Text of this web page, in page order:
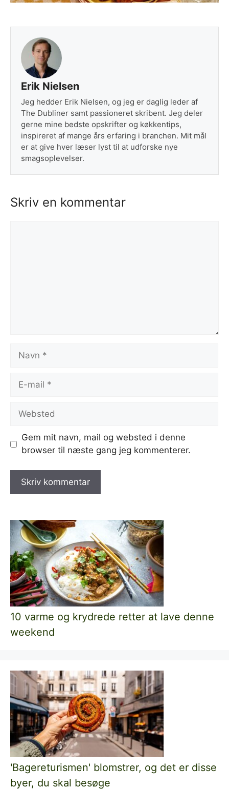
Erik Nielsen
Jeg hedder Erik Nielsen, og jeg er daglig leder af
The Dubliner samt passioneret skribent. Jeg deler
gerne mine bedste opskrifter og køkkentips,
inspireret af mange års erfaring i branchen. Mit mål
er at give hver læser lyst til at udforske nye
smagsoplevelser.
Skriv en kommentar
Navn
Websted
Gem mit navn, mail og websted i denne
browser til næste gang jeg kommenterer.
10 varme og krydrede retter at lave denne
weekend
'Bagereturismen' blomstrer, og det er disse
byer, du skal besøge